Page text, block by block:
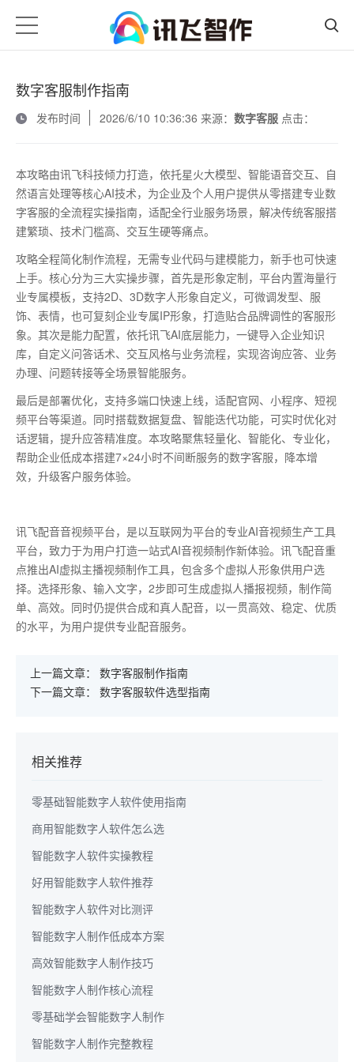
数字客服制作指南
发布时间
2026/6/10 10:36:36 来源： 数字客服 点击：
本攻略由讯飞科技倾力打造，依托星火大模型、智能语音交互、自
然语言处理等核心AI技术，为企业及个人用户提供从零搭建专业数
字客服的全流程实操指南，适配全行业服务场景，解决传统客服搭
建繁琐、技术门槛高、交互生硬等痛点。
攻略全程简化制作流程，无需专业代码与建模能力，新手也可快速
上手。核心分为三大实操步骤，首先是形象定制，平台内置海量行
业专属模板，支持2D、 3D数字人形象自定义，可微调发型、服
饰、表情，也可复刻企业专属IP形象，打造贴合品牌调性的客服形
象。其次是能力配置，依托讯飞AI底层能力，一键导入企业知识
库，自定义问答话术、交互风格与业务流程，实现咨询应答、业务
办理、问题转接等全场景智能服务。
最后是部署优化，支持多端口快速上线，适配官网、小程序、短视
频平台等渠道。同时搭载数据复盘、智能迭代功能，可实时优化对
话逻辑，提升应答精准度。本攻略聚焦轻量化、智能化、专业化，
帮助企业低成本搭建7×24小时不间断服务的数字客服，降本增
效，升级客户服务体验。
讯飞配音音视频平台，是以互联网为平台的专业AI音视频生产工具
平台，致力于为用户打造一站式AI音视频制作新体验。讯飞配音重
点推出AI虚拟主播视频制作工具，包含多个虚拟人形象供用户选
择。选择形象、输入文字，2步即可生成虚拟人播报视频，制作简
单、高效。同时仍提供合成和真人配音，以一贯高效、稳定、优质
的水平，为用户提供专业配音服务。
上一篇文章： 数字客服制作指南
下一篇文章： 数字客服软件选型指南
相关推荐
零基础智能数字人软件使用指南
商用智能数字人软件怎么选
智能数字人软件实操教程
好用智能数字人软件推荐
智能数字人软件对比测评
智能数字人制作低成本方案
高效智能数字人制作技巧
智能数字人制作核心流程
零基础学会智能数字人制作
智能数字人制作完整教程